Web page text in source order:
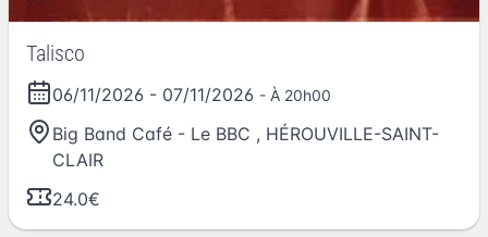
Talisco
06/11/2026 - 07/11/2026 - À 20h00
Big Band Café - Le BBC , HÉROUVILLE-SAINT-
CLAIR
24.0€